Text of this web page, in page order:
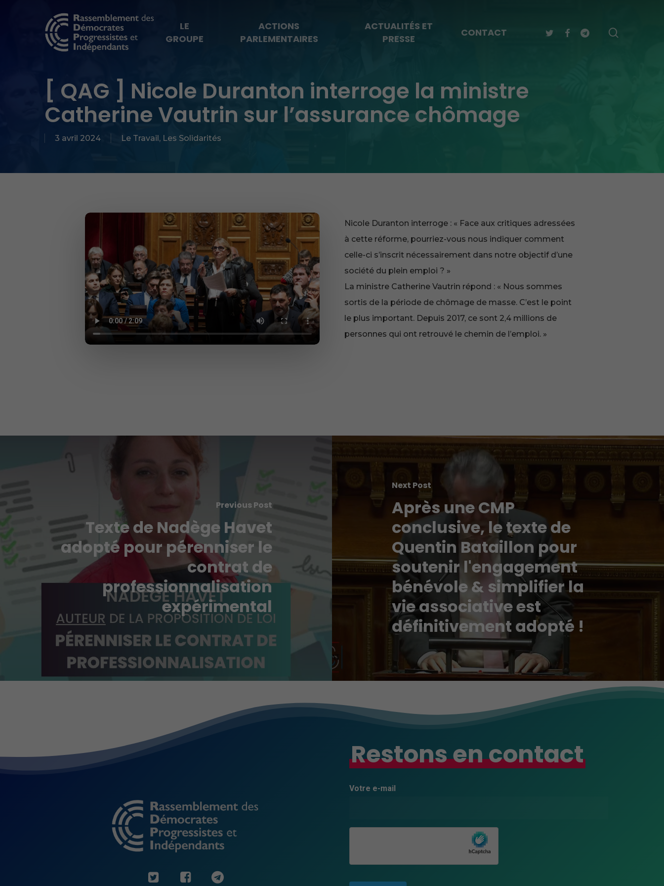
Hit enter to search or ESC to close
LE
GROUPE
ACTIONS
PARLEMENTAIRES
ACTUALITÉS ET
PRESSE
CONTACT TWITTERFACEBOOK
TELEGRAM
[ QAG ] Nicole Duranton interroge la ministre
Catherine Vautrin sur l’assurance chômage
3 avril 2024 Le Travail, Les Solidarités
Nicole Duranton interroge : « Face aux critiques adressées
à cette réforme, pourriez-vous nous indiquer comment
celle-ci s’inscrit nécessairement dans notre objectif d’une
société du plein emploi ? »
La ministre Catherine Vautrin répond : « Nous sommes
sortis de la période de chômage de masse. C’est le point
le plus important. Depuis 2017, ce sont 2,4 millions de
personnes qui ont retrouvé le chemin de l’emploi. »
Previous Post
Texte de Nadège Havet
adopté pour pérenniser le
contrat de
professionnalisation
expérimental
Next Post
Après une CMP
conclusive, le texte de
Quentin Bataillon pour
soutenir l'engagement
bénévole & simplifier la
vie associative est
définitivement adopté !
Restons en contact
Votre e-mail